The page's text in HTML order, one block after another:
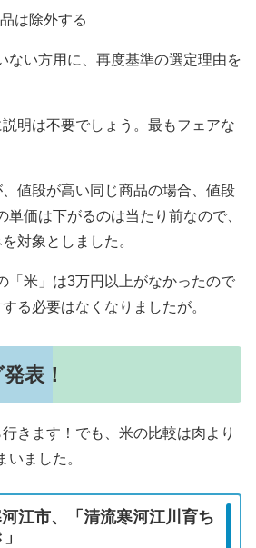
は除外する
ない方用に、再度基準の選定理由を
説明は不要でしょう。最もフェアな
、値段が高い同じ商品の場合、値段
単価は下がるのは当たり前なので、
対象としました。
「米」は3万円以上がなかったので
る必要はなくなりましたが。
表！
きます！でも、米の比較は肉より
いました。
江市、「清流寒河江川育ち